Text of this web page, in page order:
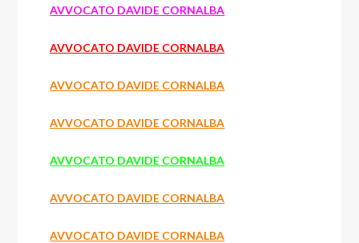
AVVOCATO DAVIDE CORNALBA
AVVOCATO DAVIDE CORNALBA
AVVOCATO DAVIDE CORNALBA
AVVOCATO DAVIDE CORNALBA
AVVOCATO DAVIDE CORNALBA
AVVOCATO DAVIDE CORNALBA
AVVOCATO DAVIDE CORNALBA